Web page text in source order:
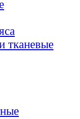
тканевые